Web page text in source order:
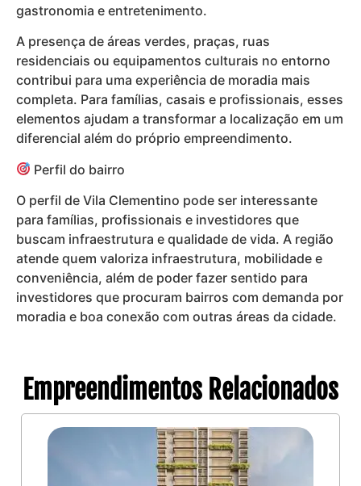
gastronomia e entretenimento.
A presença de áreas verdes, praças, ruas
residenciais ou equipamentos culturais no entorno
contribui para uma experiência de moradia mais
completa. Para famílias, casais e profissionais, esses
elementos ajudam a transformar a localização em um
diferencial além do próprio empreendimento.
Perfil do bairro
O perfil de Vila Clementino pode ser interessante
para famílias, profissionais e investidores que
buscam infraestrutura e qualidade de vida. A região
atende quem valoriza infraestrutura, mobilidade e
conveniência, além de poder fazer sentido para
investidores que procuram bairros com demanda por
moradia e boa conexão com outras áreas da cidade.
Empreendimentos Relacionados